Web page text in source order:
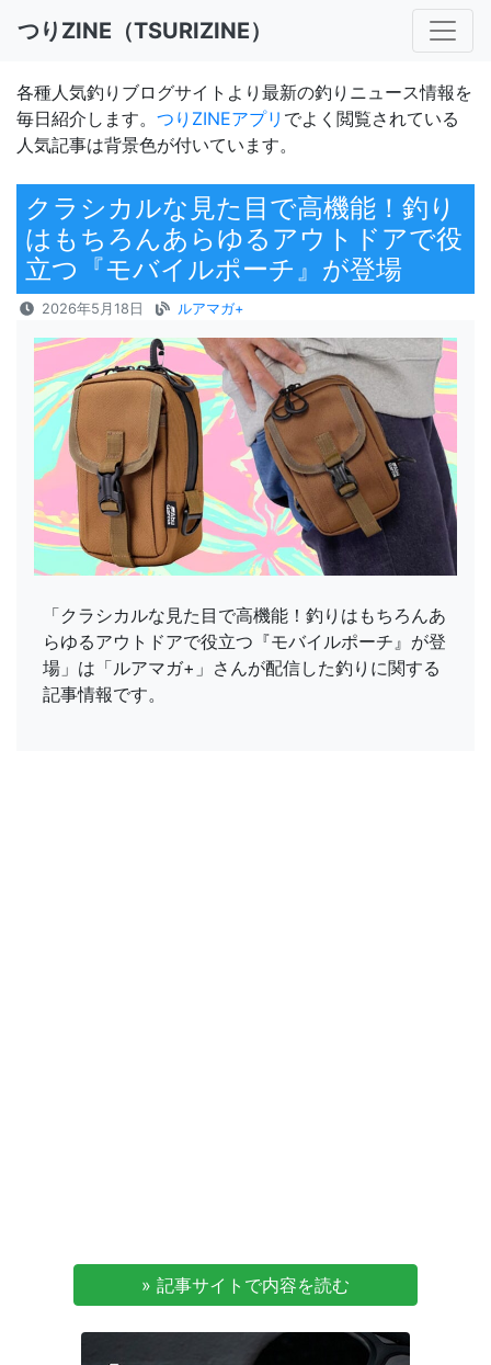
つりZINE（TSURIZINE）
各種人気釣りブログサイトより最新の釣りニュース情報を
毎日紹介します。 つりZINEアプリ でよく閲覧されている
人気記事は背景色が付いています。
クラシカルな見た目で高機能！釣り
はもちろんあらゆるアウトドアで役
立つ『モバイルポーチ』が登場
2026年5月18日 ルアマガ+
「クラシカルな見た目で高機能！釣りはもちろんあ
らゆるアウトドアで役立つ『モバイルポーチ』が登
場」は「ルアマガ+」さんが配信した釣りに関する
記事情報です。
» 記事サイトで内容を読む